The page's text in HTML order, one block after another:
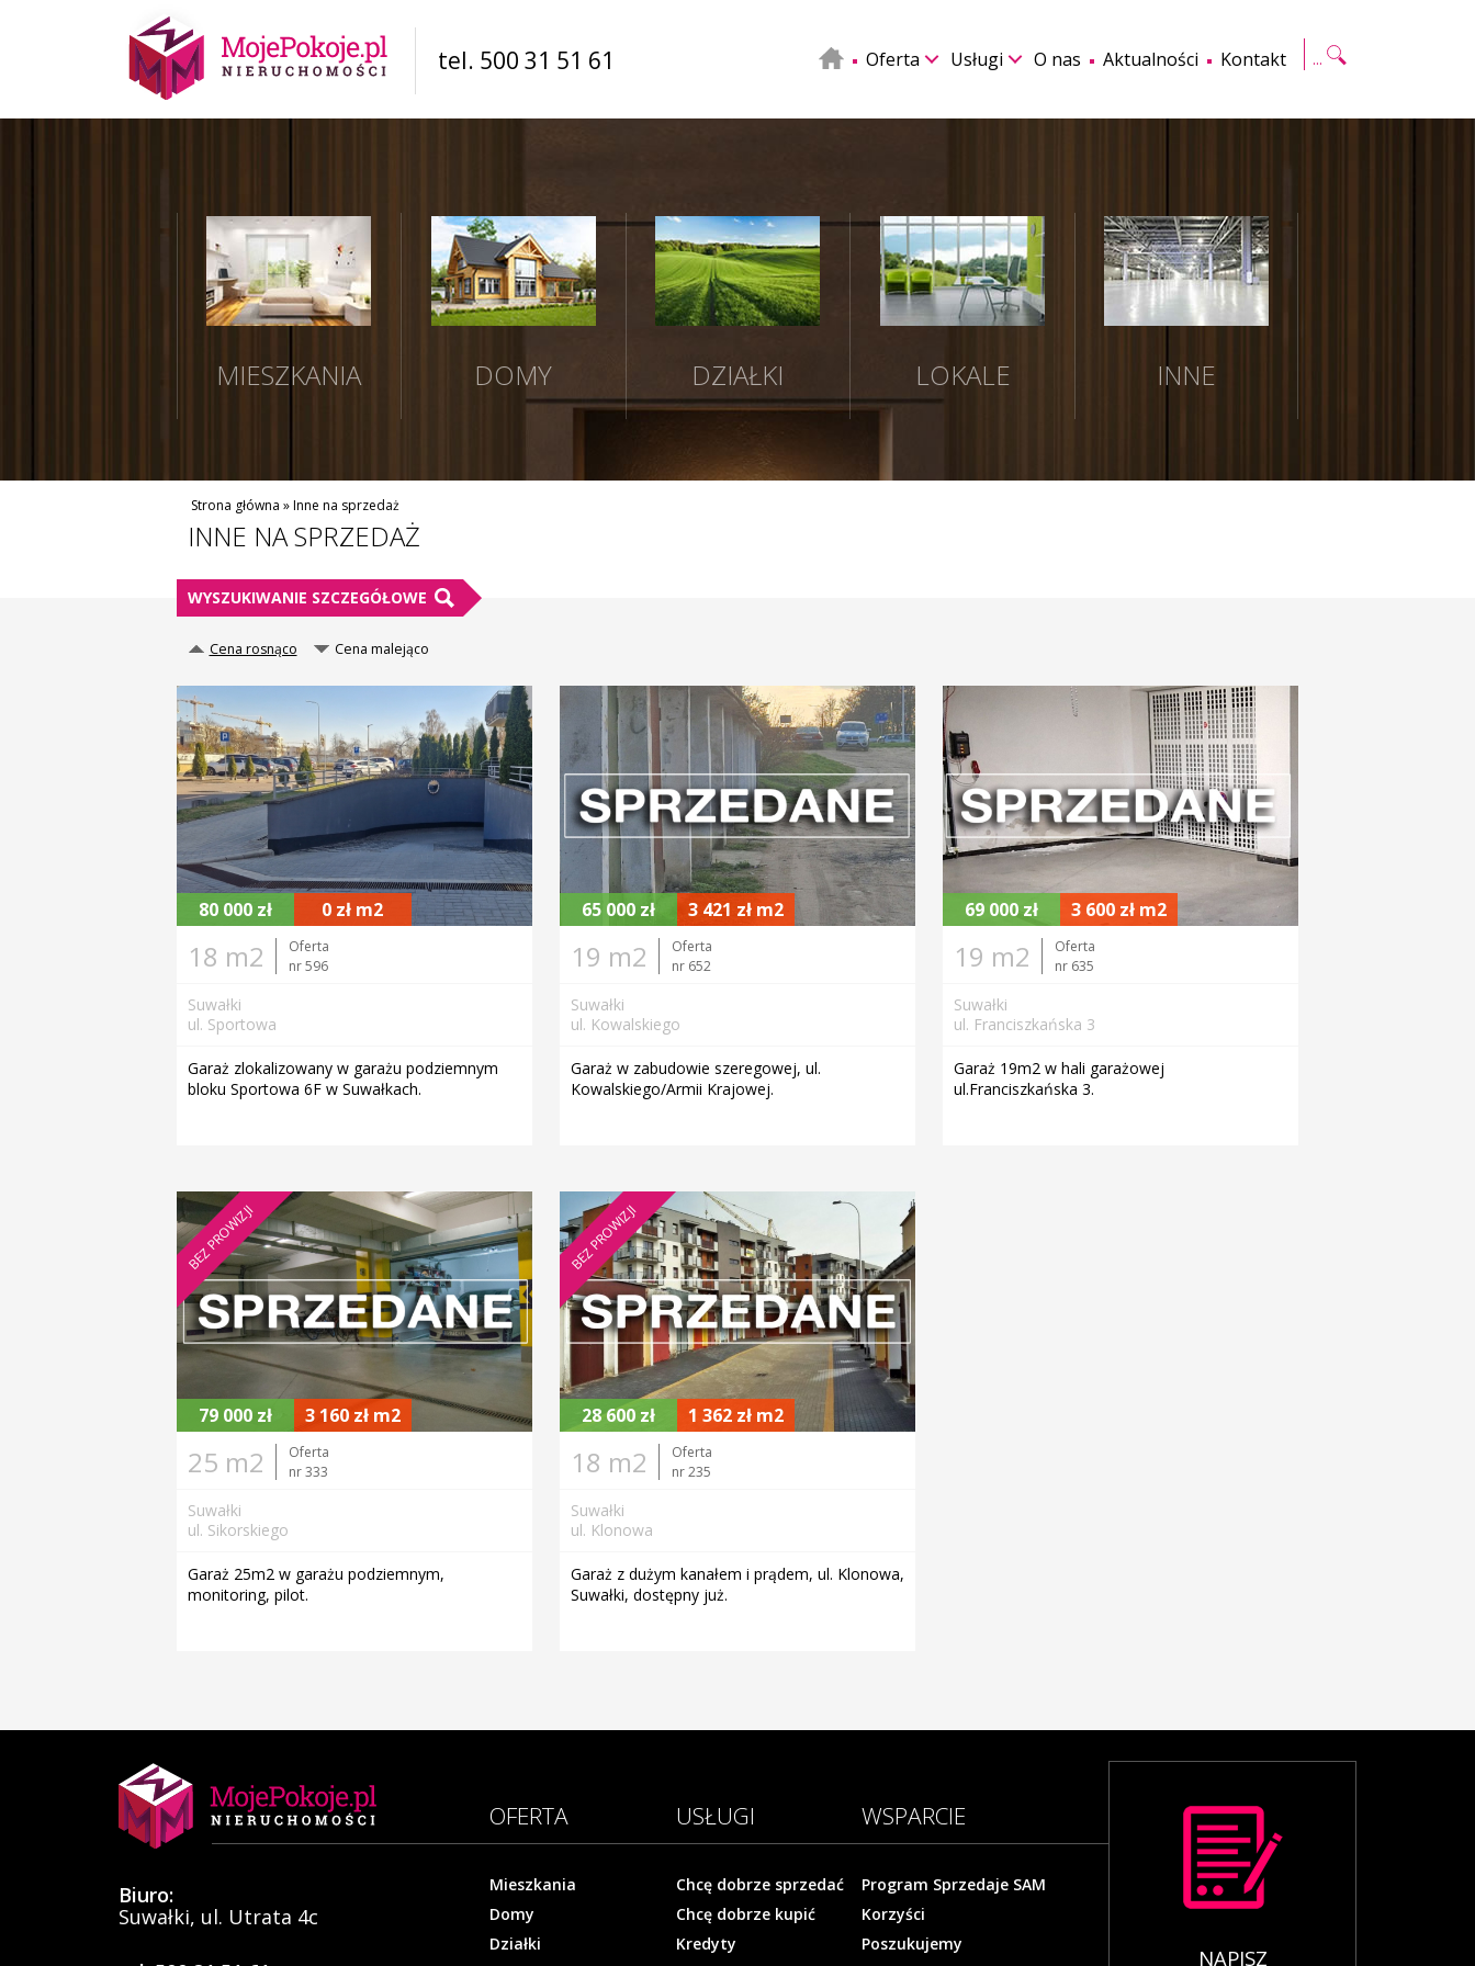
tel. 500 31 51 61 Oferta Usługi O nas Aktualności Kontakt
Szukaj
MIESZKANIA DOMY DZIAŁKI LOKALE INNE
Strona główna »Inne na sprzedaż
INNE NA SPRZEDAŻ
WYSZUKIWANIE SZCZEGÓŁOWE
MIEJSCOWOŚĆ
INFORMACJE DODATKOWE
BEZ PROWIZJI OD KUPUJĄCEGO
OKAZJA
POWIERZCHNIA W M2 POWIERZCHNIA DZIAŁKI
Cena rosnąco Cena malejąco
80 000 zł 0 zł m2
18 m2
Oferta
nr 596
Suwałki
ul. Sportowa
Garaż zlokalizowany w garażu podziemnym
bloku Sportowa 6F w Suwałkach.
65 000 zł 3 421 zł m2
19 m2
Oferta
nr 652
Suwałki
ul. Kowalskiego
Garaż w zabudowie szeregowej, ul.
Kowalskiego/Armii Krajowej.
69 000 zł 3 600 zł m2
19 m2
Oferta
nr 635
Suwałki
ul. Franciszkańska 3
Garaż 19m2 w hali garażowej
ul.Franciszkańska 3.
BEZ PROWIZJI
79 000 zł 3 160 zł m2
25 m2
Oferta
nr 333
Suwałki
ul. Sikorskiego
Garaż 25m2 w garażu podziemnym,
monitoring, pilot.
BEZ PROWIZJI
28 600 zł 1 362 zł m2
18 m2
Oferta
nr 235
Suwałki
ul. Klonowa
Garaż z dużym kanałem i prądem, ul. Klonowa,
Suwałki, dostępny już.
Biuro:
Suwałki, ul. Utrata 4c
OFERTA
Mieszkania
Domy
Działki
USŁUGI
Chcę dobrze sprzedać
Chcę dobrze kupić
Kredyty
WSPARCIE
Program Sprzedaje SAM
Korzyści
Poszukujemy
NAPISZ